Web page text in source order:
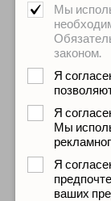
Код 95-
Olemas
Сертификат
Jah
Знание
языка)
Мы
законом.
Я
Я
Мы
Я
ваших